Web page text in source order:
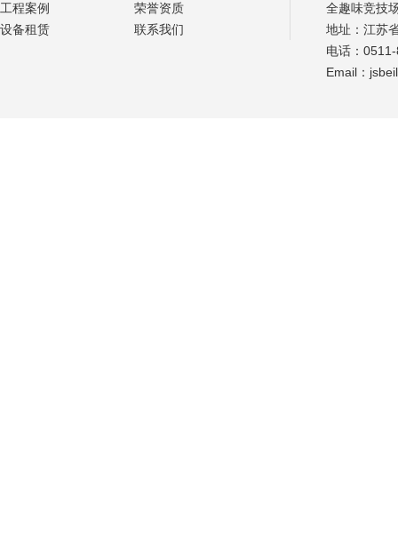
工程案例
荣誉资质
设备租赁
联系我们
全趣味竞技
地址：江苏
电话：
Email：